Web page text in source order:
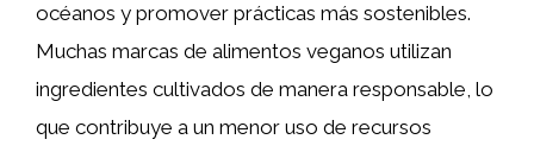
océanos y promover prácticas más sostenibles.
Muchas marcas de alimentos veganos utilizan
ingredientes cultivados de manera responsable, lo
que contribuye a un menor uso de recursos